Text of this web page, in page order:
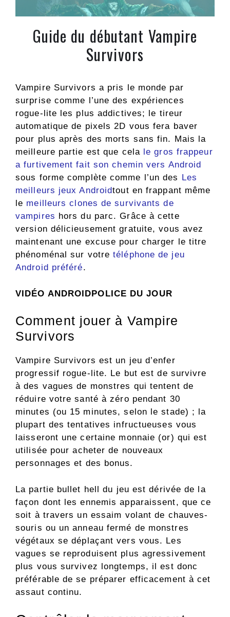
Guide du débutant Vampire
Survivors
Vampire Survivors a pris le monde par
surprise comme l’une des expériences
rogue-lite les plus addictives; le tireur
automatique de pixels 2D vous fera baver
pour plus après des morts sans fin. Mais la
meilleure partie est que cela le gros frappeur
a furtivement fait son chemin vers Android
sous forme complète comme l’un des
Les
meilleurs jeux Androidtout en frappant même
le meilleurs clones de survivants de
vampires hors du parc. Grâce à cette
version délicieusement gratuite, vous avez
maintenant une excuse pour charger le titre
phénoménal sur votretéléphone de jeu
Android préféré.
VIDÉO ANDROIDPOLICE DU JOUR
Comment jouer à Vampire
Survivors
Vampire Survivors est un jeu d’enfer
progressif rogue-lite. Le but est de survivre
à des vagues de monstres qui tentent de
réduire votre santé à zéro pendant 30
minutes (ou 15 minutes, selon le stade) ; la
plupart des tentatives infructueuses vous
laisseront une certaine monnaie (or) qui est
utilisée pour acheter de nouveaux
personnages et des bonus.
La partie bullet hell du jeu est dérivée de la
façon dont les ennemis apparaissent, que ce
soit à travers un essaim volant de chauves-
souris ou un anneau fermé de monstres
végétaux se déplaçant vers vous. Les
vagues se reproduisent plus agressivement
plus vous survivez longtemps, il est donc
préférable de se préparer efficacement à cet
assaut continu.